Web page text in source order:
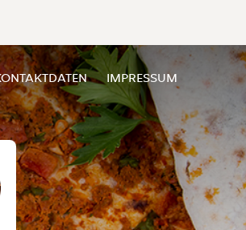
IMPRESSUM